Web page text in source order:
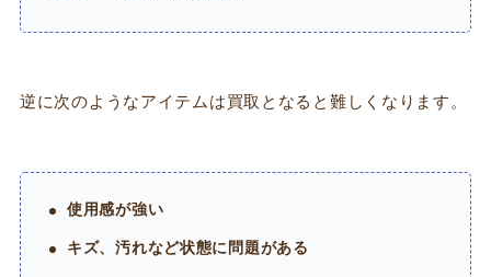
逆に次のようなアイテムは買取となると難しくなります。
使用感が強い
キズ、汚れなど状態に問題がある